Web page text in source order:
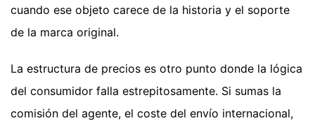
cuando ese objeto carece de la historia y el soporte
de la marca original.
La estructura de precios es otro punto donde la lógica
del consumidor falla estrepitosamente. Si sumas la
comisión del agente, el coste del envío internacional,